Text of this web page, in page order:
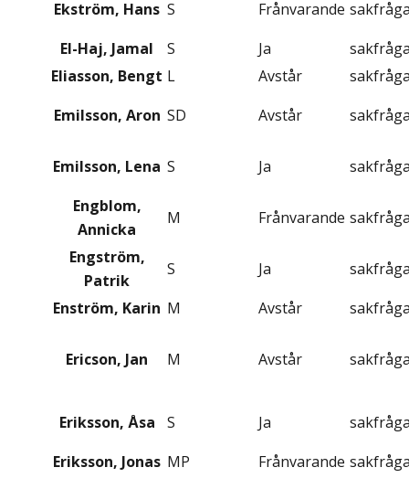
Ekström, Hans S Frånvarande
El-Haj, Jamal
S Ja
Eliasson, Bengt L Avstår
Emilsson, Aron SD Avstår
Emilsson, Lena S Ja
Engblom,
Annicka
M Frånvarande
Engström,
Patrik
S Ja
Enström, Karin M Avstår
Ericson, Jan M Avstår
Eriksson, Åsa S Ja
Eriksson, Jonas MP Frånvarande